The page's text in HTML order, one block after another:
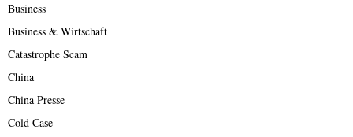
Business
Business & Wirtschaft
Catastrophe Scam
China
China Presse
Cold Case